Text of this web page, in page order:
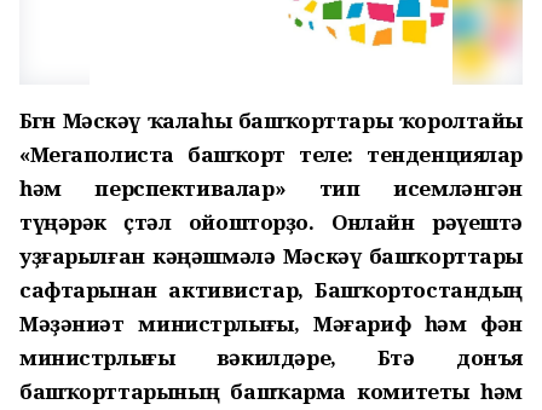
Бөгөн Мәскәү ҡалаһы башҡорттары ҡоролтайы
«Мегаполиста башҡорт теле: тенденциялар
һәм перспективалар» тип исемләнгән
түңәрәк өҫтәл ойошторҙо. Онлайн рәүештә
уҙғарылған кәңәшмәлә Мәскәү башҡорттары
сафтарынан активистар, Башҡортостандың
Мәҙәниәт министрлығы, Мәғариф һәм фән
министрлығы вәкилдәре, Бөтә донъя
башҡорттарының башҡарма комитеты һәм